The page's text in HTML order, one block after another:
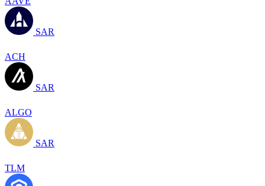
SAR
ACH
SAR
ALGO
SAR
TLM